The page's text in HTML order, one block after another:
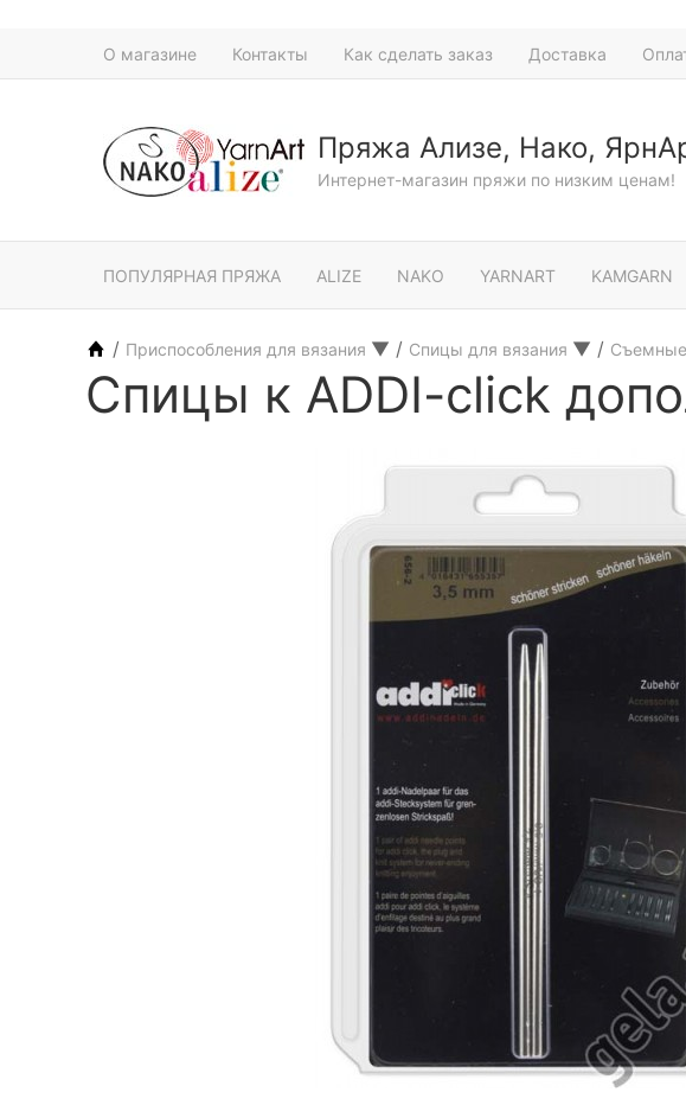
О магазине Контакты Как сделать заказ Доставка
Пряжа Ализе, Нако,
Интернет-магазин пряжи по низким ценам!
ПОПУЛЯРНАЯ ПРЯЖА ALIZE NAKO YARNART KAMGARN
/ Приспособления для вязания ▼ / Спицы для вязания ▼ /
Спицы к ADDI-click